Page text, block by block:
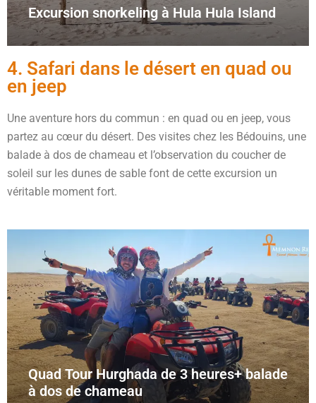
Excursion snorkeling à Hula Hula Island
4. Safari dans le désert en quad ou
en jeep
Une aventure hors du commun : en quad ou en jeep, vous
partez au cœur du désert. Des visites chez les Bédouins, une
balade à dos de chameau et l’observation du coucher de
soleil sur les dunes de sable font de cette excursion un
véritable moment fort.
Quad Tour Hurghada de 3 heures+ balade
à dos de chameau